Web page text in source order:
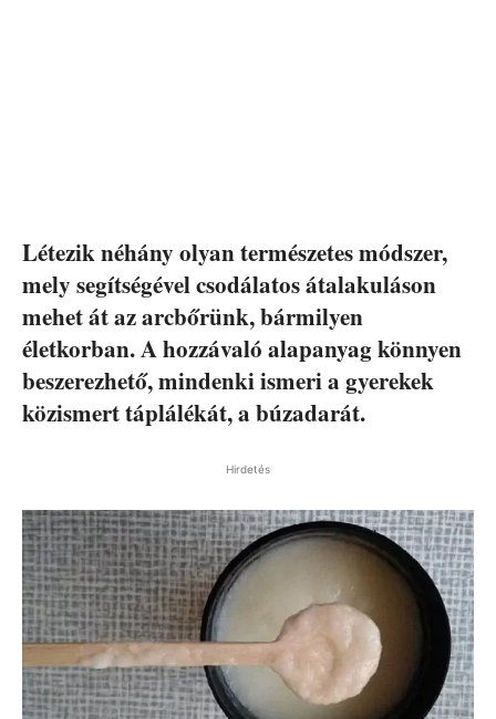
Létezik néhány olyan természetes módszer,
mely segítségével csodálatos átalakuláson
mehet át az arcbőrünk, bármilyen
életkorban. A hozzávaló alapanyag könnyen
beszerezhető, mindenki ismeri a gyerekek
közismert táplálékát, a búzadarát.
Hirdetés